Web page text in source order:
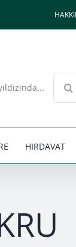
Ara:
HIRDAVAT